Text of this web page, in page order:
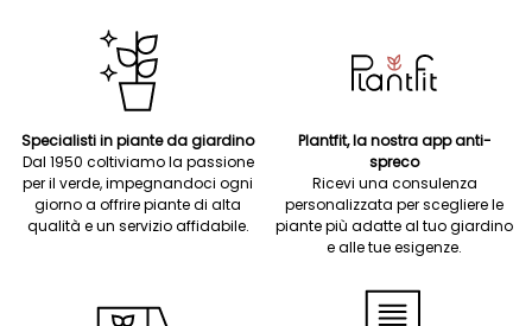
Specialisti in piante da giardino
Dal 1950 coltiviamo la passione
per il verde, impegnandoci ogni
giorno a offrire piante di alta
qualità e un servizio affidabile.
Plantfit, la nostra app anti-
spreco
Ricevi una consulenza
personalizzata per scegliere le
piante più adatte al tuo giardino
e alle tue esigenze.